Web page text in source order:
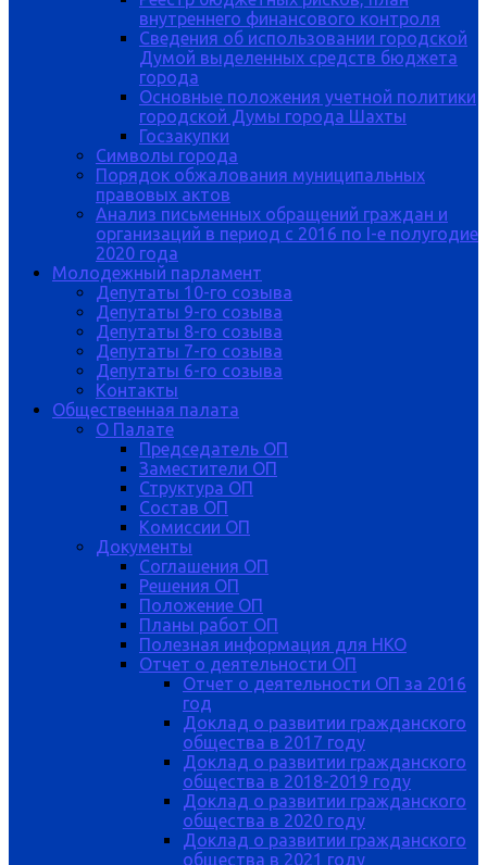
внутреннего финансового контроля
Сведения об использовании городской
Думой выделенных средств бюджета
города
Основные положения учетной политики
городской Думы города Шахты
Госзакупки
Символы города
Порядок обжалования муниципальных
правовых актов
Анализ письменных обращений граждан и
организаций в период с 2016 по I-е полугодие
2020 года
Молодежный парламент
Депутаты 10-го созыва
Депутаты 9-го созыва
Депутаты 8-го созыва
Депутаты 7-го созыва
Депутаты 6-го созыва
Контакты
Общественная палата
О Палате
Председатель ОП
Заместители ОП
Структура ОП
Состав ОП
Комиссии ОП
Документы
Соглашения ОП
Решения ОП
Положение ОП
Планы работ ОП
Полезная информация для НКО
Отчет о деятельности ОП
Отчет о деятельности ОП за 2016
год
Доклад о развитии гражданского
общества в 2017 году
Доклад о развитии гражданского
общества в 2018-2019 году
Доклад о развитии гражданского
общества в 2020 году
Доклад о развитии гражданского
общества в 2021 году